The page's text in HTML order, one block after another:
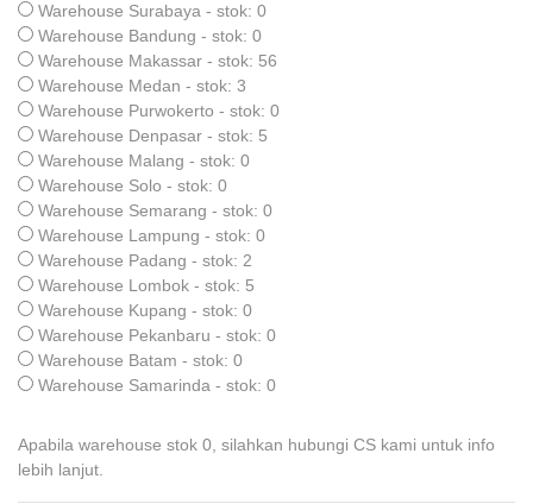
Warehouse Surabaya - stok: 0
Warehouse Bandung - stok: 0
Warehouse Makassar - stok: 56
Warehouse Medan - stok: 3
Warehouse Purwokerto - stok: 0
Warehouse Denpasar - stok: 5
Warehouse Malang - stok: 0
Warehouse Solo - stok: 0
Warehouse Semarang - stok: 0
Warehouse Lampung - stok: 0
Warehouse Padang - stok: 2
Warehouse Lombok - stok: 5
Warehouse Kupang - stok: 0
Warehouse Pekanbaru - stok: 0
Warehouse Batam - stok: 0
Warehouse Samarinda - stok: 0
Apabila warehouse stok 0, silahkan hubungi CS kami untuk info
lebih lanjut.